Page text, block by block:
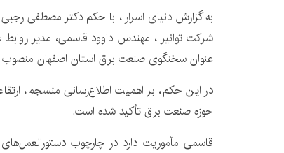
به گزارشدنیای اسرار ، با حکم دکتر مصطفی
شرکت توانیر ، مهندس داوود قاسمی، مدیر
عنوان سخنگوی صنعت برق استان اصفهان
در این حکم، بر اهمیت اطلاع‌رسانی منسجم،
حوزه صنعت برق تأکید شده است.
قاسمی مأموریت دارد در چارچوب